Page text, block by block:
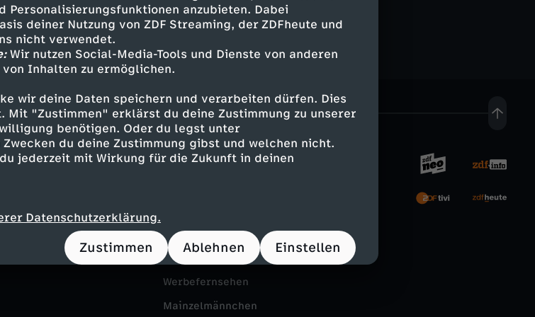
Personalisierungsfunktionen anzubieten. Dabei
deiner Nutzung von ZDF Streaming, der ZDFheute und
nicht verwendet.
Wir nutzen Social-Media-Tools und Dienste von anderen
Inhalten zu ermöglichen.
wir deine Daten speichern und verarbeiten dürfen. Dies
"Zustimmen" erklärst du deine Zustimmung zu unserer
benötigen. Oder du legst unter
du deine Zustimmung gibst und welchen nicht.
jederzeit mit Wirkung für die Zukunft in deinen
Datenschutzerklärung.
Zustimmen Ablehnen Einstellen
Das ZDF
Presseportal
ZDF goes Schule
Werbefernsehen
Mainzelmännchen